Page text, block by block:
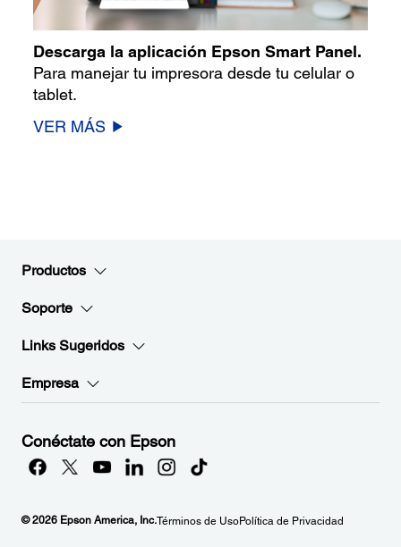
Descarga la aplicación Epson Smart Panel.
Para manejar tu impresora desde tu celular o
tablet.
VER MÁS
Productos
Soporte
Links Sugeridos
Empresa
Conéctate con Epson
© 2026 Epson America, Inc.Términos de UsoPolítica de Privacidad